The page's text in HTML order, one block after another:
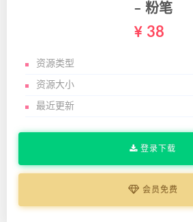
– 粉笔
38
资源类型
资源大小
最近更新
登录下载
会员免费